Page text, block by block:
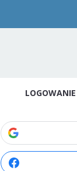
LOGOWANIE